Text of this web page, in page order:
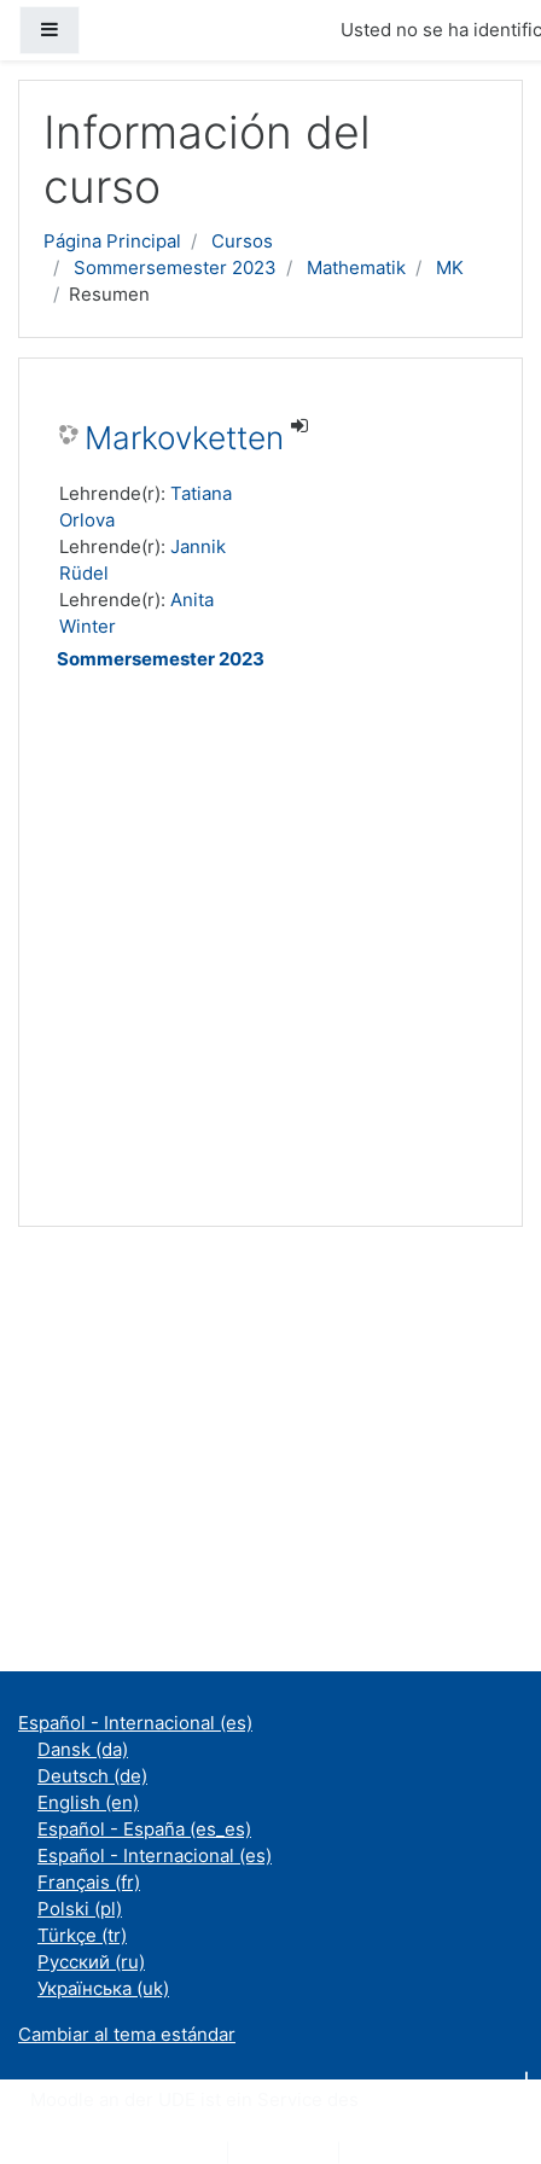
Usted no se ha
Información del
curso
Página Principal
Cursos
Sommersemester 2023
Mathematik
MK
Resumen
Markovketten
Lehrende(r): Tatiana
Orlova
Lehrende(r): Jannik
Rüdel
Lehrende(r): Anita
Winter
Sommersemester 2023
Español - Internacional ‎(es)‎
Dansk ‎(da)‎
Deutsch ‎(de)‎
English ‎(en)‎
Español - España ‎(es_es)‎
Español - Internacional ‎(es)‎
Français ‎(fr)‎
Polski ‎(pl)‎
Türkçe ‎(tr)‎
Русский ‎(ru)‎
Українська ‎(uk)‎
Cambiar al tema estándar